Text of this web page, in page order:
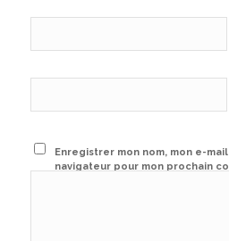
Enregistrer mon nom, mon e-
navigateur pour mon prochain